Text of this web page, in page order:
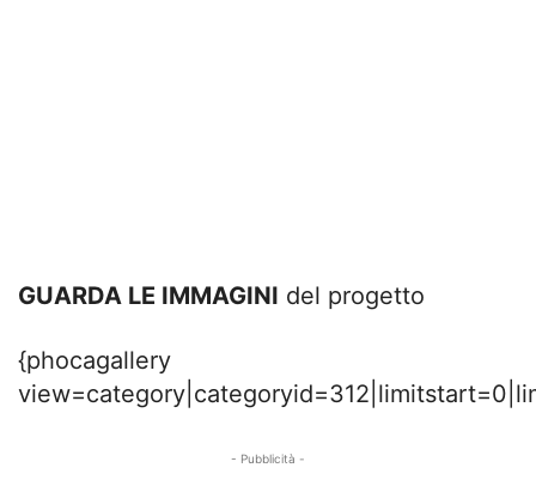
GUARDA LE IMMAGINI del progetto
{phocagallery
- Pubblicità -